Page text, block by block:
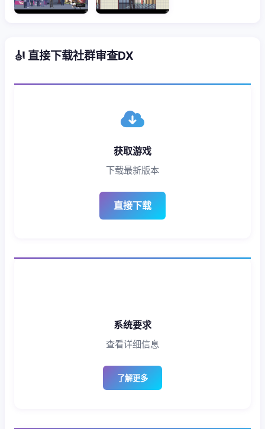
🎻 直接下载社群审查DX
获取游戏
下载最新版本
直接下载
系统要求
查看详细信息
了解更多